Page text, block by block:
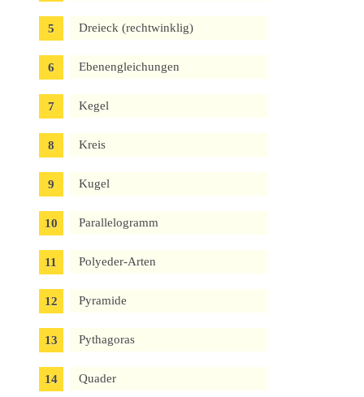
Dreieck (rechtwinklig)
Ebenengleichungen
Kegel
Kreis
Kugel
Parallelogramm
Polyeder-Arten
Pyramide
Pythagoras
Quader